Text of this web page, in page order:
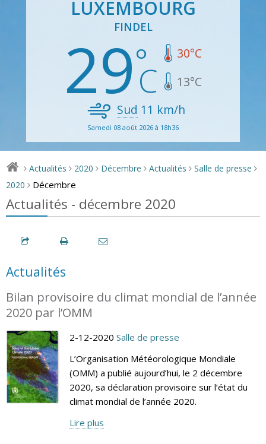
LUXEMBOURG
FINDEL
29 30°C
13°C
Sud 11 km/h
Samedi 08 août 2026 à 18h36
> Actualités > 2020 > Décembre > Actualités > Salle de presse >
2020 > Décembre
Actualités - décembre 2020
Actualités
Bilan provisoire du climat mondial de l’année
2020 par l’OMM
2-12-2020 Salle de presse
L’Organisation Météorologique Mondiale
(OMM) a publié aujourd’hui, le 2 décembre
2020, sa déclaration provisoire sur l’état du
climat mondial de l’année 2020.
Lire plus